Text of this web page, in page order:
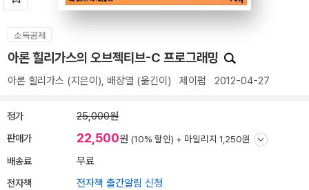
소득공제
아론 힐리가스의 오브젝티브-C 프로그래밍
아론 힐리가스 (지은이), 배장열 (옮긴이) 제이펍 2012-04-27
정가 25,000원
판매가 22,500원 (10% 할인) + 마일리지 1,250원
배송료 무료
전자책 전자책 출간알림 신청